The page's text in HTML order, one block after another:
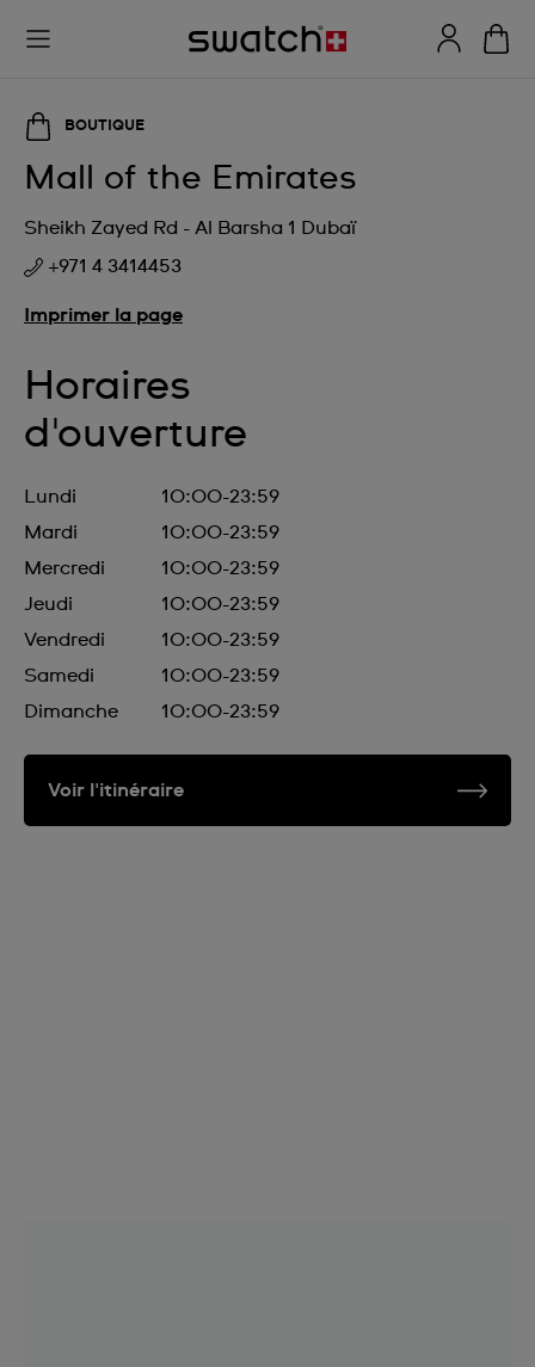
BOUTIQUE
Mall of the Emirates
Sheikh Zayed Rd - Al Barsha 1 Dubaï
+971 4 3414453
Imprimer la page
Horaires
d'ouverture
Lundi
10:00-23:59
Mardi
10:00-23:59
Mercredi
10:00-23:59
Jeudi
10:00-23:59
Vendredi
10:00-23:59
Samedi
10:00-23:59
Dimanche
10:00-23:59
Voir l'itinéraire